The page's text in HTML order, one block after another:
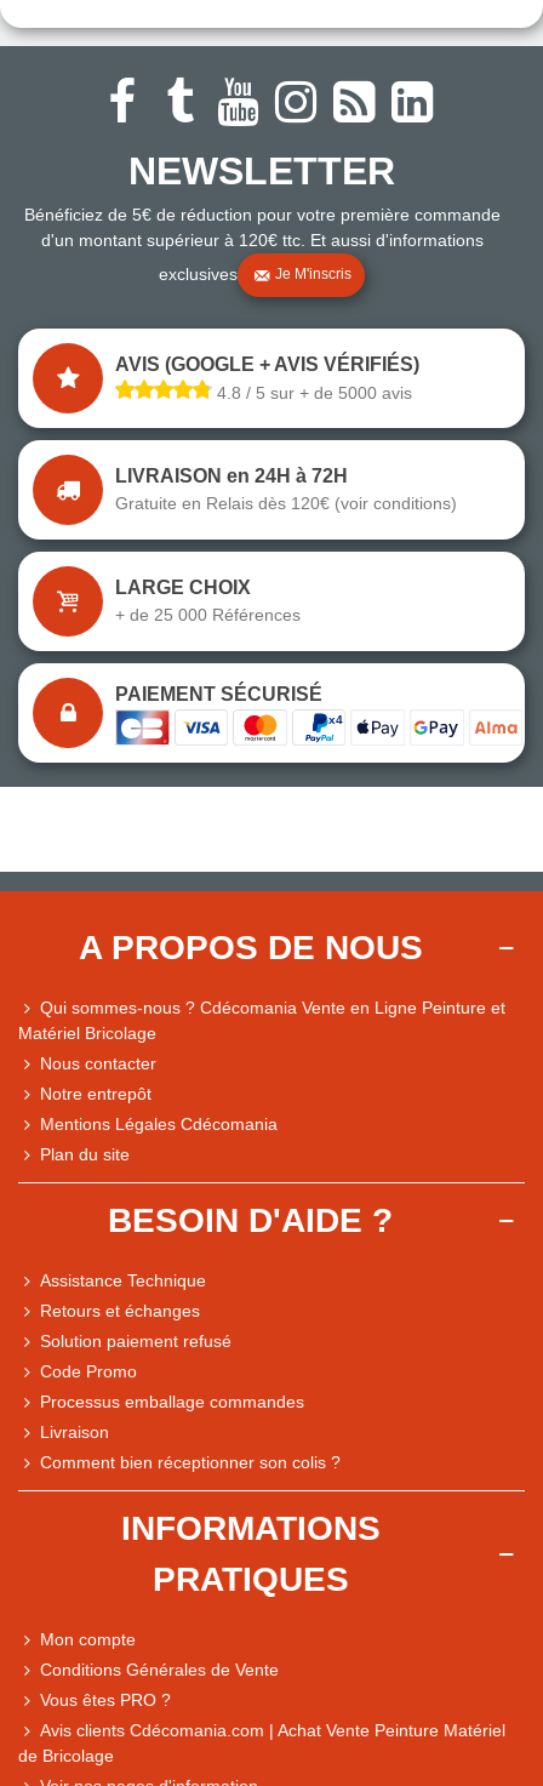
Comparaison des performances du magasin
Express, Chez vous, Point relais, Retrait magasin
NEWSLETTER
Bénéficiez de 5€ de réduction pour votre première commande
d'un montant supérieur à 120€ ttc. Et aussi d'informations
exclusives
Je M'inscris
AVIS (GOOGLE + AVIS VÉRIFIÉS)
4.8 / 5 sur + de 5000 avis
LIVRAISON en 24H à 72H
Gratuite en Relais dès 120€ (voir conditions)
LARGE CHOIX
+ de 25 000 Références
PAIEMENT SÉCURISÉ
A PROPOS DE NOUS
Qui sommes-nous ? Cdécomania Vente en Ligne Peinture et
Matériel Bricolage
Nous contacter
Notre entrepôt
Mentions Légales Cdécomania
Plan du site
BESOIN D'AIDE ?
Assistance Technique
Retours et échanges
Solution paiement refusé
Code Promo
Processus emballage commandes
Livraison
Comment bien réceptionner son colis ?
INFORMATIONS
PRATIQUES
Mon compte
Conditions Générales de Vente
Vous êtes PRO ?
Avis clients Cdécomania.com | Achat Vente Peinture Matériel
de Bricolage